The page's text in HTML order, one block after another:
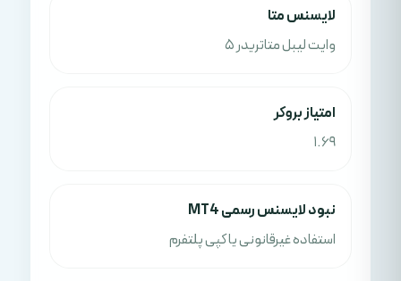
لايسنس متا
وایت لیبل متاتریدر 5
امتياز بروکر
1.69
نبود لایسنس رسمی MT4
استفاده غیرقانونی یا کپی پلتفرم